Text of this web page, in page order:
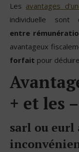
Les avantages
individuelle
entre
avantageux
forfait pour
+ et les –
sarl ou eurl